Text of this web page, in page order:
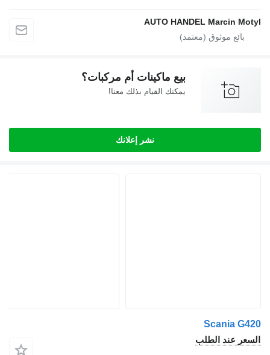
AUTO HANDEL
بيع ماكينات أم مركبات؟
يمكنك القيام بذلك معنا!
نشر إعلانك
الطلب